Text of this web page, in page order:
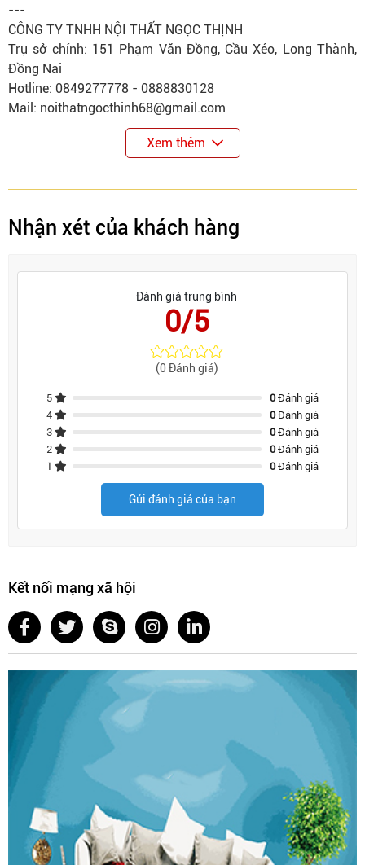
---
CÔNG TY TNHH NỘI THẤT NGỌC THỊNH
Trụ sở chính: 151 Phạm Văn Đồng, Cầu Xéo, Long Thành,
Đồng Nai
Hotline: 0849277778 - 0888830128
Mail: noithatngocthinh68@gmail.com
Xem thêm
Nhận xét của khách hàng
Đánh giá trung bình
0/5
(0 Đánh giá)
5 0Đánh giá
4
0Đánh giá
3
0Đánh giá
2
0Đánh giá
1
0Đánh giá
Gửi đánh giá của bạn
Kết nối mạng xã hội